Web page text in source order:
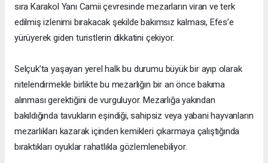
sıra Karakol Yanı Camii çevresinde mezarların viran ve terk
edilmiş izlenimi bırakacak şekilde bakımsız kalması, Efes’e
yürüyerek giden turistlerin dikkatini çekiyor.
Selçuk’ta yaşayan yerel halk bu durumu büyük bir ayıp olarak
nitelendirmekle birlikte bu mezarlığın bir an önce bakıma
alınması gerektiğini de vurguluyor. Mezarlığa yakından
bakıldığında tavukların eşindiği, sahipsiz veya yabani hayvanların
mezarlıkları kazarak içinden kemikleri çıkarmaya çalıştığında
bıraktıkları oyuklar rahatlıkla gözlemlenebiliyor.